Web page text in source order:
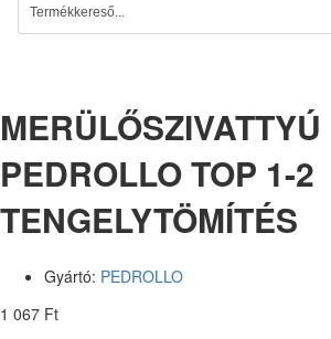
MERÜLŐSZIVATTYÚ
PEDROLLO TOP 1-2
TENGELYTÖMÍTÉS
Gyártó: PEDROLLO
1 067 Ft